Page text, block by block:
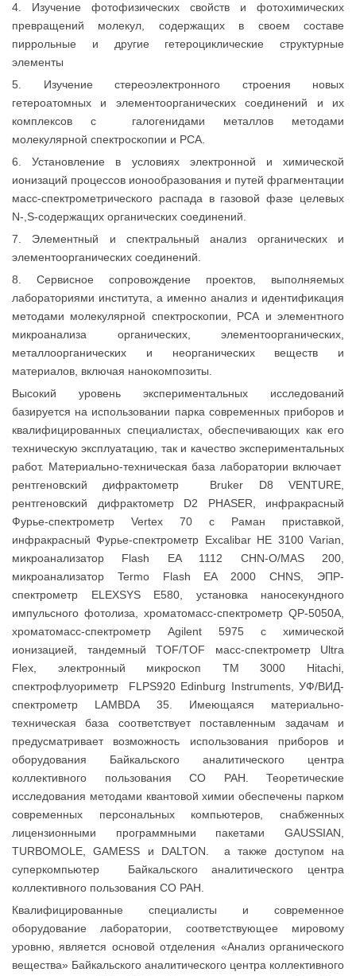
4. Изучение фотофизических свойств и фотохимических
превращений молекул, содержащих в своем составе
пиррольные и другие гетероциклические структурные
элементы
5. Изучение стереоэлектронного строения новых
гетероатомных и элементоорганических соединений и их
комплексов с галогенидами металлов методами
молекулярной спектроскопии и РСА.
6. Установление в условиях электронной и химической
ионизаций процессов ионообразования и путей фрагментации
масс-спектрометрического распада в газовой фазе целевых
N-,S-содержащих органических соединений.
7. Элементный и спектральный анализ органических и
элементоорганических соединений.
8. Сервисное сопровождение проектов, выполняемых
лабораториями института, а именно анализ и идентификация
методами молекулярной спектроскопии, РСА и элементного
микроанализа органических, элементоорганических,
металлоорганических и неорганических веществ и
материалов, включая нанокомпозиты.
Высокий уровень экспериментальных исследований
базируется на использовании парка современных приборов и
квалифицированных специалистах, обеспечивающих как его
техническую эксплуатацию, так и качество экспериментальных
работ. Материально-техническая база лаборатории включает
рентгеновский дифрактометр Bruker D8 VENTURE,
рентгеновский дифрактометр D2 PHASER, инфракрасный
Фурье-спектрометр Vertex 70 c Раман приставкой,
инфракрасный Фурье-спектрометр Excalibar HE 3100 Varian,
микроанализатор Flash EA 1112 CHN-O/MAS 200,
микроанализатор Termo Flash EA 2000 CHNS, ЭПР-
спектрометр ELEXSYS E580, установка наносекундного
импульсного фотолиза, хроматомасс-спектрометр QP-5050A,
хроматомасс-спектрометр Agilent 5975 c химической
ионизацией, тандемный TOF/TOF масс-спектрометр Ultra
Flex, электронный микроскоп ТМ 3000 Hitachi,
спектрофлуориметр FLPS920 Edinburg Instruments, УФ/ВИД-
спектрометр LAMBDA 35. Имеющаяся материально-
техническая база соответствует поставленным задачам и
предусматривает возможность использования приборов и
оборудования Байкальского аналитического центра
коллективного пользования СО РАН. Теоретические
исследования методами квантовой химии обеспечены парком
современных персональных компьютеров, снабженных
лицензионными программными пакетами GAUSSIAN,
TURBOMOLE, GAMESS и DALTON. а также доступом на
суперкомпьютер Байкальского аналитического центра
коллективного пользования СО РАН.
Квалифицированные специалисты и современное
оборудование лаборатории, соответствующее мировому
уровню, является основой отделения «Анализ органического
вещества» Байкальского аналитического центра коллективного